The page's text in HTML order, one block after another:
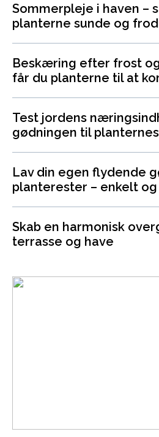
Sommerpleje i haven –
planterne sunde og
Beskæring efter frost
får du planterne til at
Test jordens
gødningen til
Lav din egen flydende
planterester – enkelt
Skab en harmonisk
terrasse og have